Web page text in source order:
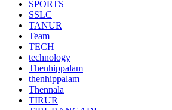
SPORTS
SSLC
TANUR
Team
TECH
technology
Thenhippalam
thenhippalam
Thennala
TIRUR